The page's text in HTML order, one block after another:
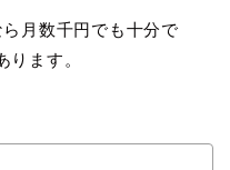
月数千円でも十分で
ます。